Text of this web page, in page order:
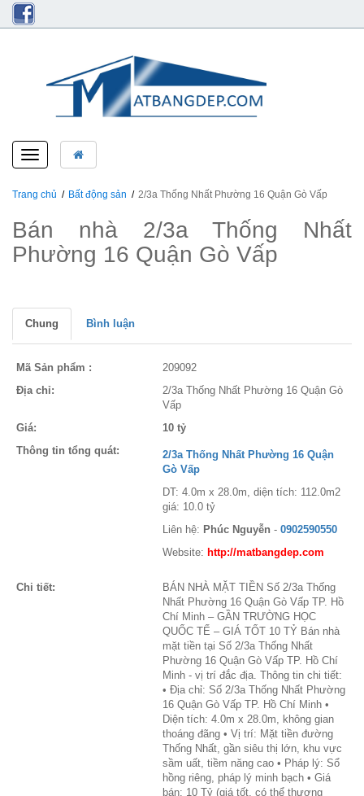
Toggle
navigation
Trang chủ Bất động sản 2/3a Thống Nhất Phường 16 Quận Gò Vấp
Bán nhà 2/3a Thống Nhất
Phường 16 Quận Gò Vấp
Chung Bình luận
Mã Sản phẩm :
209092
Địa chỉ:
2/3a Thống Nhất Phường 16 Quận Gò
Vấp
Giá:
10 tỷ
Thông tin tổng quát:
2/3a Thống Nhất Phường 16 Quận
Gò Vấp
DT: 4.0m x 28.0m, diện tích: 112.0m2
giá: 10.0 tỷ
Liên hệ: Phúc Nguyễn - 0902590550
Website: http://matbangdep.com
Chi tiết:
BÁN NHÀ MẶT TIỀN Số 2/3a Thống
Nhất Phường 16 Quận Gò Vấp TP. Hồ
Chí Minh – GẦN TRƯỜNG HỌC
QUỐC TẾ – GIÁ TỐT 10 TỶ Bán nhà
mặt tiền tại Số 2/3a Thống Nhất
Phường 16 Quận Gò Vấp TP. Hồ Chí
Minh - vị trí đắc địa. Thông tin chi tiết:
• Địa chỉ: Số 2/3a Thống Nhất Phường
16 Quận Gò Vấp TP. Hồ Chí Minh •
Diện tích: 4.0m x 28.0m, không gian
thoáng đãng • Vị trí: Mặt tiền đường
Thống Nhất, gần siêu thị lớn, khu vực
sầm uất, tiềm năng cao • Pháp lý: Sổ
hồng riêng, pháp lý minh bạch • Giá
bán: 10 Tỷ (giá tốt, có thể thương